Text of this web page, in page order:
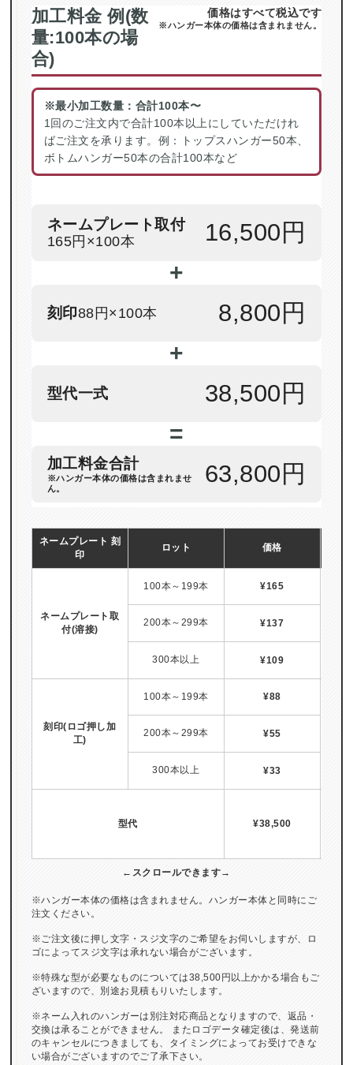
加工料金 例(数
量:100本の場
合)
価格はすべて税込です
※ハンガー本体の価格は含まれません。
※最小加工数量：合計100本〜
1回のご注文内で合計100本以上にしていただけれ
ばご注文を承ります。例：トップスハンガー50本、
ボトムハンガー50本の合計100本など
ネームプレート取付
165円×100本 16,500円
+
刻印88円×100本 8,800円
+
型代一式 38,500円
=
加工料金合計
※ハンガー本体の価格は含まれませ
ん。
63,800円
ネームプレート 刻
印
ロット 価格
ネームプレート取
付(溶接)
100本～199本 ¥165
200本～299本 ¥137
300本以上 ¥109
刻印(ロゴ押し加
工)
100本～199本 ¥88
200本～299本 ¥55
300本以上 ¥33
型代 ¥38,500
※ハンガー本体の価格は含まれません。ハンガー本体と同時にご
注文ください。
※ご注文後に押し文字・スジ文字のご希望をお伺いしますが、ロ
ゴによってスジ文字は承れない場合がございます。
※特殊な型が必要なものについては38,500円以上かかる場合もご
ざいますので、別途お見積もりいたします。
※ネーム入れのハンガーは別注対応商品となりますので、返品・
交換は承ることができません。 またロゴデータ確定後は、発送前
のキャンセルにつきましても、タイミングによってお受けできな
い場合がございますのでご了承下さい。